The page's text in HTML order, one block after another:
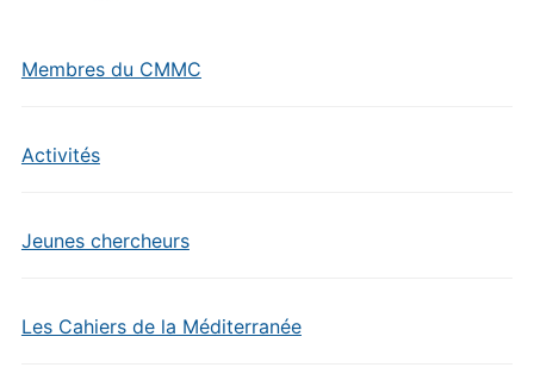
Membres du CMMC
Activités
Jeunes chercheurs
Les Cahiers de la Méditerranée